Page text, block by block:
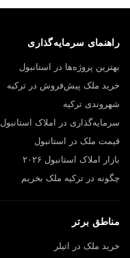
راهنمای سرمایه‌گذاری
بهترین پروژه‌ها در استانبول
خرید ملک پیش‌فروش در ترکیه
شهروندی ترکیه
سرمایه‌گذاری در املاک استانبول
قیمت ملک در استانبول
بازار املاک استانبول ۲۰۲۶
چگونه در ترکیه ملک بخریم
مناطق برتر
خرید ملک در اتیلر